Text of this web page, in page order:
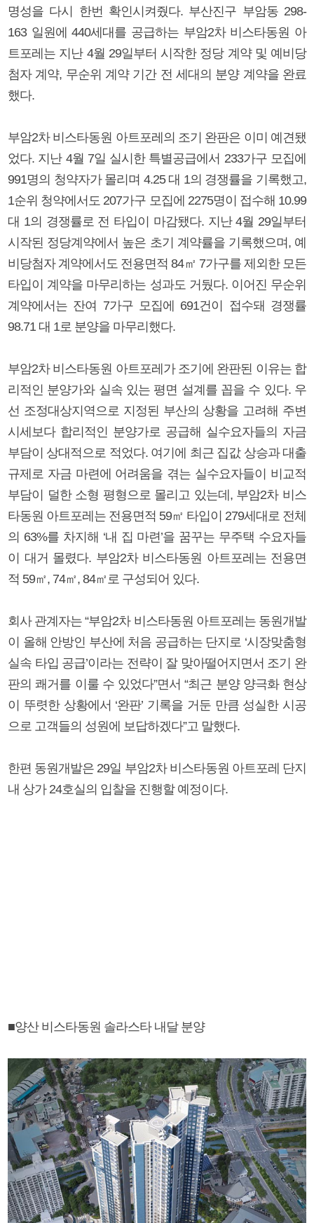
명성을 다시 한번 확인시켜줬다. 부산진구 부암동 298-
163 일원에 440세대를 공급하는 부암2차 비스타동원 아
트포레는 지난 4월 29일부터 시작한 정당 계약 및 예비당
첨자 계약, 무순위 계약 기간 전 세대의 분양 계약을 완료
했다.
부암2차 비스타동원 아트포레의 조기 완판은 이미 예견됐
었다. 지난 4월 7일 실시한 특별공급에서 233가구 모집에
991명의 청약자가 몰리며 4.25 대 1의 경쟁률을 기록했고,
1순위 청약에서도 207가구 모집에 2275명이 접수해 10.99
대 1의 경쟁률로 전 타입이 마감됐다. 지난 4월 29일부터
시작된 정당계약에서 높은 초기 계약률을 기록했으며, 예
비당첨자 계약에서도 전용면적 84㎡ 7가구를 제외한 모든
타입이 계약을 마무리하는 성과도 거뒀다. 이어진 무순위
계약에서는 잔여 7가구 모집에 691건이 접수돼 경쟁률
98.71 대 1로 분양을 마무리했다.
부암2차 비스타동원 아트포레가 조기에 완판된 이유는 합
리적인 분양가와 실속 있는 평면 설계를 꼽을 수 있다. 우
선 조정대상지역으로 지정된 부산의 상황을 고려해 주변
시세보다 합리적인 분양가로 공급해 실수요자들의 자금
부담이 상대적으로 적었다. 여기에 최근 집값 상승과 대출
규제로 자금 마련에 어려움을 겪는 실수요자들이 비교적
부담이 덜한 소형 평형으로 몰리고 있는데, 부암2차 비스
타동원 아트포레는 전용면적 59㎡ 타입이 279세대로 전체
의 63%를 차지해 ‘내 집 마련’을 꿈꾸는 무주택 수요자들
이 대거 몰렸다. 부암2차 비스타동원 아트포레는 전용면
적 59㎡, 74㎡, 84㎡로 구성되어 있다.
회사 관계자는 “부암2차 비스타동원 아트포레는 동원개발
이 올해 안방인 부산에 처음 공급하는 단지로 ‘시장맞춤형
실속 타입 공급’이라는 전략이 잘 맞아떨어지면서 조기 완
판의 쾌거를 이룰 수 있었다”면서 “최근 분양 양극화 현상
이 뚜렷한 상황에서 ‘완판’ 기록을 거둔 만큼 성실한 시공
으로 고객들의 성원에 보답하겠다”고 말했다.
한편 동원개발은 29일 부암2차 비스타동원 아트포레 단지
내 상가 24호실의 입찰을 진행할 예정이다.
■양산 비스타동원 솔라스타 내달 분양